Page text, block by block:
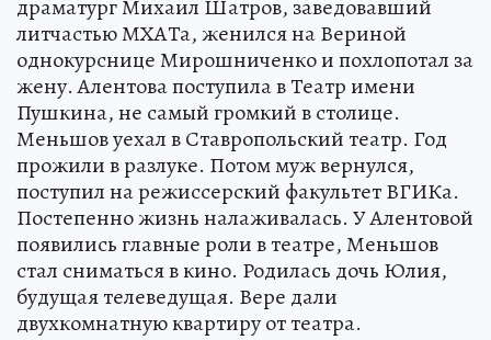
драматург Михаил Шатров, заведовавший
литчастью МХАТа, женился на Вериной
однокурснице Мирошниченко и похлопотал за
жену. Алентова поступила в Театр имени
Пушкина, не самый громкий в столице.
Меньшов уехал в Ставропольский театр. Год
прожили в разлуке. Потом муж вернулся,
поступил на режиссерский факультет ВГИКа.
Постепенно жизнь налаживалась. У Алентовой
появились главные роли в театре, Меньшов
стал сниматься в кино. Родилась дочь Юлия,
будущая телеведущая. Вере дали
двухкомнатную квартиру от театра.